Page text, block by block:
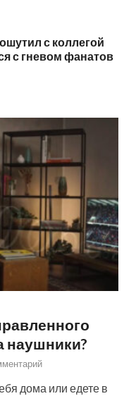
с коллегой
с гневом фанатов
наушники?
дома или едете в